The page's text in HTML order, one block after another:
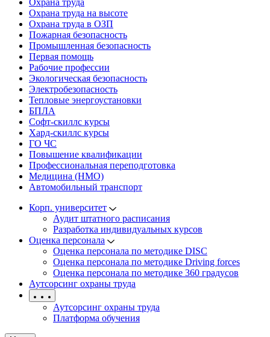
Охрана труда
Охрана труда на высоте
Охрана труда в ОЗП
Пожарная безопасность
Промышленная безопасность
Первая помощь
Рабочие профессии
Экологическая безопасность
Электробезопасность
Тепловые энергоустановки
БПЛА
Софт-скиллс курсы
Хард-скиллс курсы
ГО ЧС
Повышение квалификации
Профессиональная переподготовка
Медицина (НМО)
Автомобильный транспорт
Корп. университет
Аудит штатного расписания
Разработка индивидуальных курсов
Оценка персонала
Оценка персонала по методике DISC
Оценка персонала по методике Driving forces
Оценка персонала по методике 360 градусов
Аутсорсинг охраны труда
Аутсорсинг охраны труда
Платформа обучения